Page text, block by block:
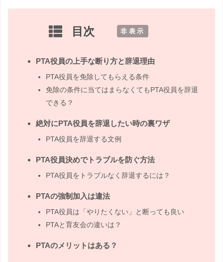
目次 [非表示
PTA役員の上手な断り方と辞退理由
PTA役員を免除してもらえる条件
免除の条件に当てはまらなくてもPTA役員を辞退
できる？
絶対にPTA役員を辞退したい時の裏ワザ
PTA役員を辞退する文例
PTA役員決めでトラブルを防ぐ方法
PTA役員をトラブルなく辞退するには？
PTAの強制加入は違法
PTA役員は「やりたくない」と断っても良い
PTAと育友会の違いは？
PTAのメリットはある？